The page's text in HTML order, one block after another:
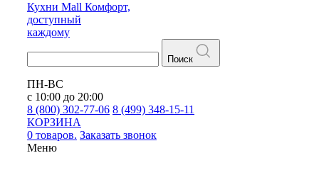
Кухни Mall Комфорт,
доступный
каждому
Поиск
ПН-ВС
с 10:00 до 20:00
8 (800) 302-77-06 8 (499) 348-15-11
КОРЗИНА
0 товаров. Заказать звонок
Меню